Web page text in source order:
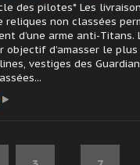
des pilotes* Les
reliques non classées
d’une arme anti-Titans.
objectif d’amasser le
vestiges des